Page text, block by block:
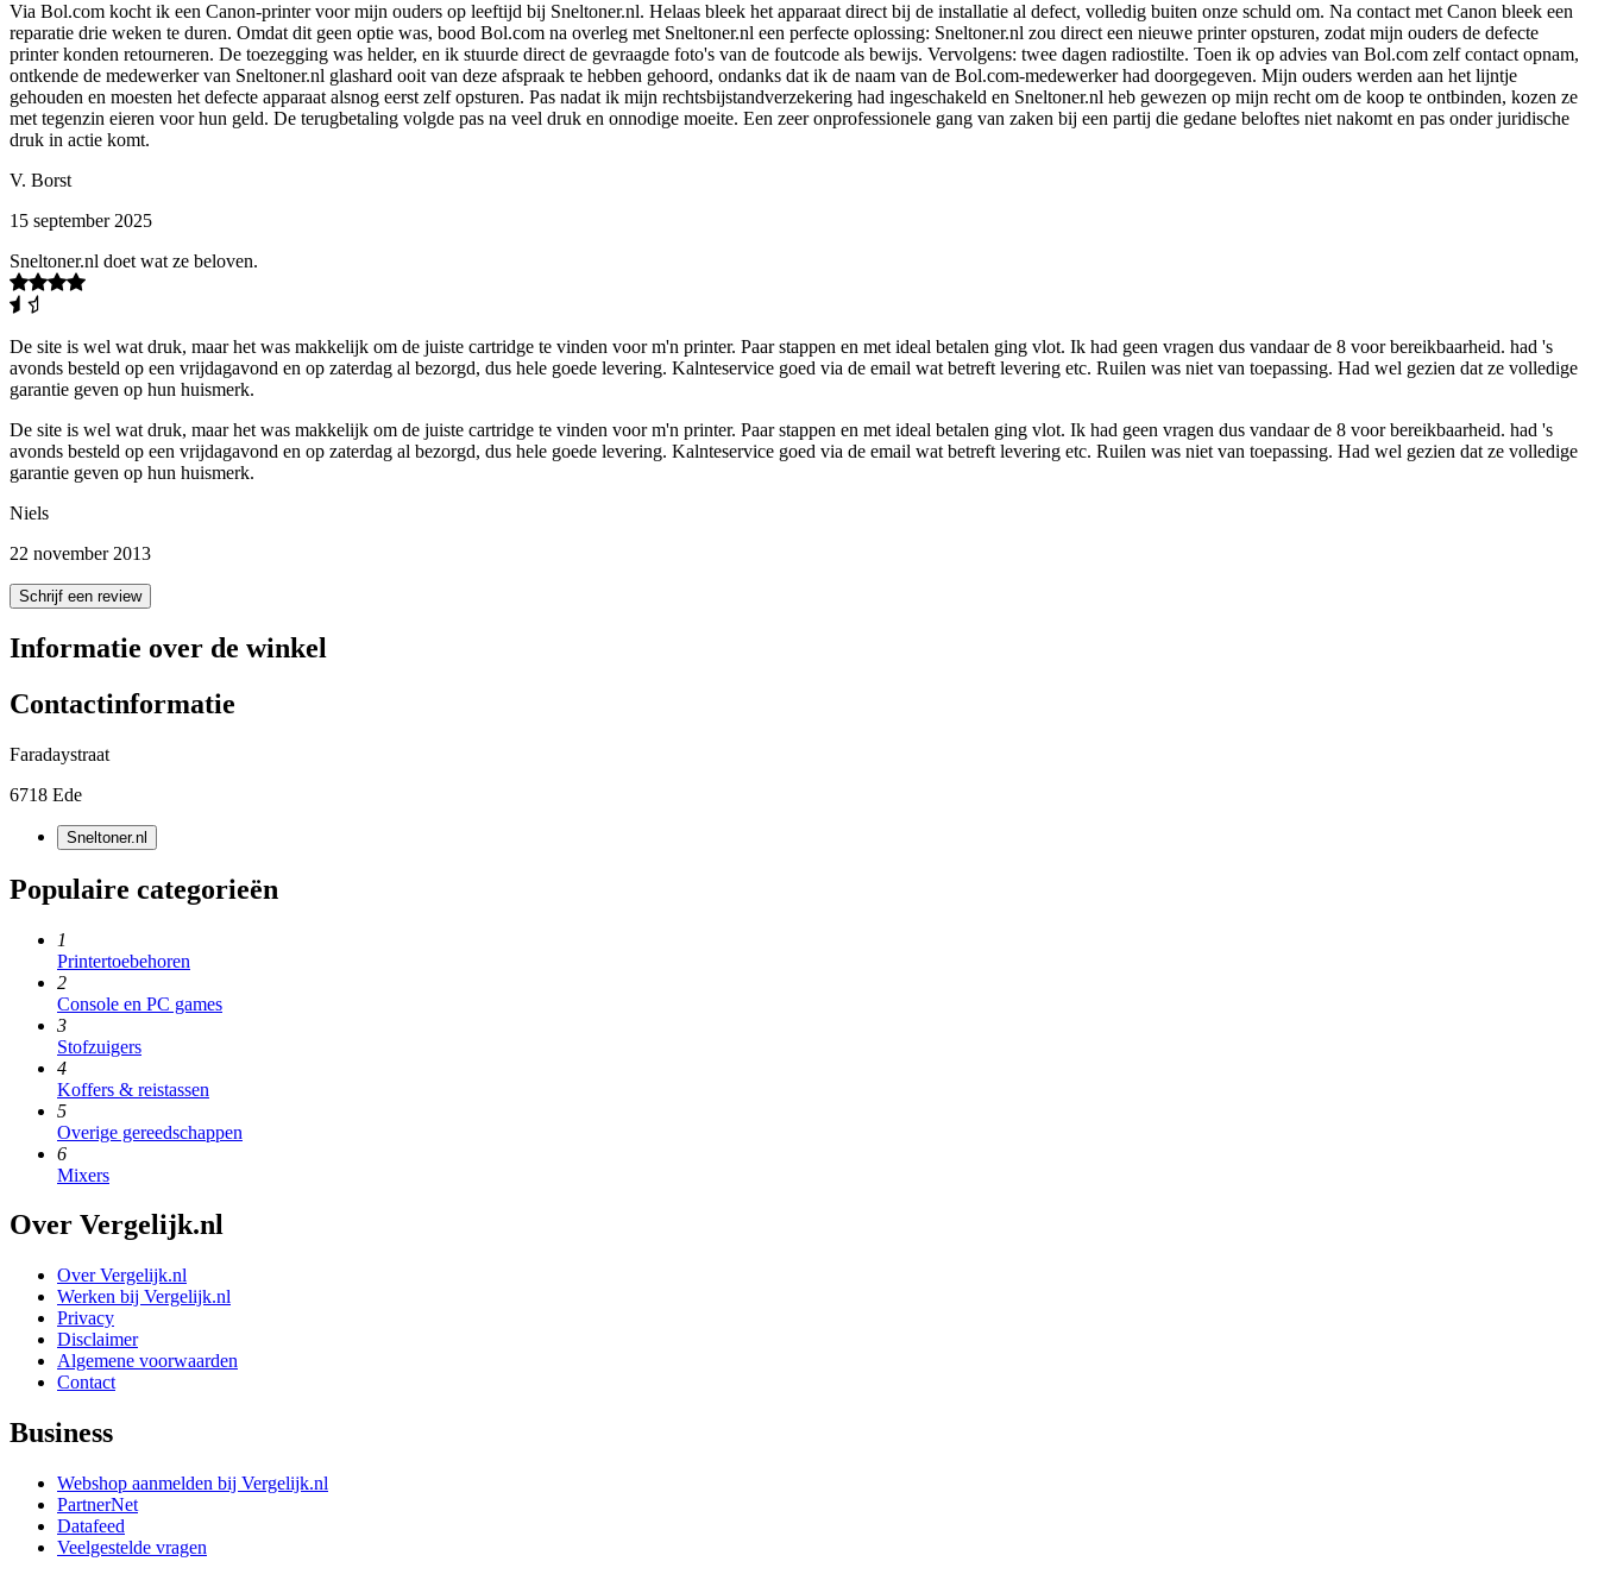
Via Bol.com kocht ik een Canon-printer voor mijn ouders op leeftijd bij Sneltoner.nl. Helaas bleek het apparaat direct bij de installatie al defect, volledig buiten onze schuld om. Na contact met Canon bleek een
reparatie drie weken te duren. Omdat dit geen optie was, bood Bol.com na overleg met Sneltoner.nl een perfecte oplossing: Sneltoner.nl zou direct een nieuwe printer opsturen, zodat mijn ouders de defecte
printer konden retourneren. De toezegging was helder, en ik stuurde direct de gevraagde foto's van de foutcode als bewijs. Vervolgens: twee dagen radiostilte. Toen ik op advies van Bol.com zelf contact opnam,
ontkende de medewerker van Sneltoner.nl glashard ooit van deze afspraak te hebben gehoord, ondanks dat ik de naam van de Bol.com-medewerker had doorgegeven. Mijn ouders werden aan het lijntje
gehouden en moesten het defecte apparaat alsnog eerst zelf opsturen. Pas nadat ik mijn rechtsbijstandverzekering had ingeschakeld en Sneltoner.nl heb gewezen op mijn recht om de koop te ontbinden, kozen ze
met tegenzin eieren voor hun geld. De terugbetaling volgde pas na veel druk en onnodige moeite. Een zeer onprofessionele gang van zaken bij een partij die gedane beloftes niet nakomt en pas onder juridische
druk in actie komt.
V. Borst
15 september 2025
Sneltoner.nl doet wat ze beloven.
De site is wel wat druk, maar het was makkelijk om de juiste cartridge te vinden voor m'n printer. Paar stappen en met ideal betalen ging vlot. Ik had geen vragen dus vandaar de 8 voor bereikbaarheid. had 's
avonds besteld op een vrijdagavond en op zaterdag al bezorgd, dus hele goede levering. Kalnteservice goed via de email wat betreft levering etc. Ruilen was niet van toepassing. Had wel gezien dat ze volledige
garantie geven op hun huismerk.
De site is wel wat druk, maar het was makkelijk om de juiste cartridge te vinden voor m'n printer. Paar stappen en met ideal betalen ging vlot. Ik had geen vragen dus vandaar de 8 voor bereikbaarheid. had 's
avonds besteld op een vrijdagavond en op zaterdag al bezorgd, dus hele goede levering. Kalnteservice goed via de email wat betreft levering etc. Ruilen was niet van toepassing. Had wel gezien dat ze volledige
garantie geven op hun huismerk.
Niels
22 november 2013
Schrijf een review
Informatie over de winkel
Contactinformatie
Faradaystraat
6718 Ede
Sneltoner.nl
Populaire categorieën
1
Printertoebehoren
2
Console en PC games
3
Stofzuigers
4
Koffers & reistassen
5
Overige gereedschappen
6
Mixers
Over Vergelijk.nl
Over Vergelijk.nl
Werken bij Vergelijk.nl
Privacy
Disclaimer
Algemene voorwaarden
Contact
Business
Webshop aanmelden bij Vergelijk.nl
PartnerNet
Datafeed
Veelgestelde vragen